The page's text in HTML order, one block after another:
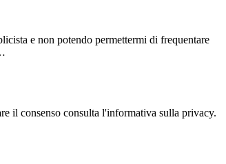
e non potendo permettermi di frequentare
il consenso consulta l'informativa sulla privacy.